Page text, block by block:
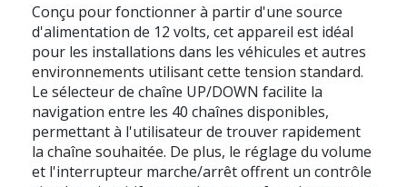
Conçu pour fonctionner à partir d'une source
d'alimentation de 12 volts, cet appareil est idéal
pour les installations dans les véhicules et autres
environnements utilisant cette tension standard.
Le sélecteur de chaîne UP/DOWN facilite la
navigation entre les 40 chaînes disponibles,
permettant à l'utilisateur de trouver rapidement
la chaîne souhaitée. De plus, le réglage du volume
et l'interrupteur marche/arrêt offrent un contrôle